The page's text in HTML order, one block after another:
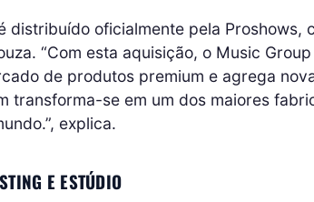
distribuído oficialmente pela Proshows,
“Com esta aquisição, o Music
de produtos premium e agrega
transforma-se em um dos maiores
explica.
E ESTÚDIO